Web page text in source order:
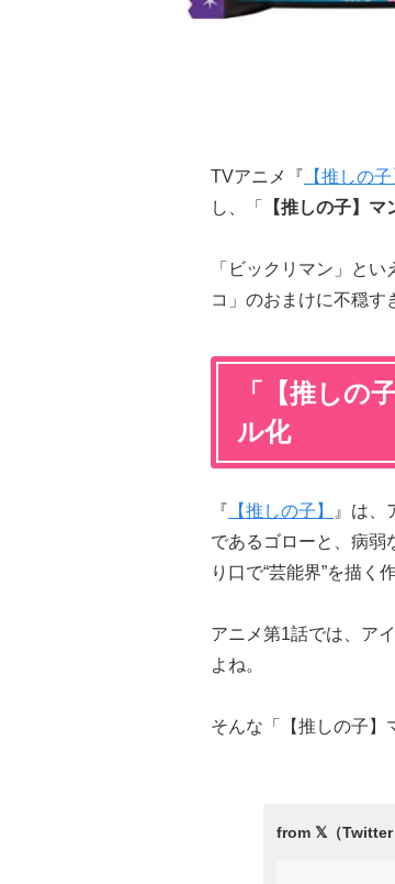
TVアニメ『 【推しの子
し、「
【推しの子】マ
「ビックリマン」と
コ」のおまけに不穏す
「【推しの
ル化
『 【推しの子】
』は、
であるゴローと、病弱
り口で“芸能界”を描く作
アニメ第1話では、ア
よね。
そんな「【推しの子